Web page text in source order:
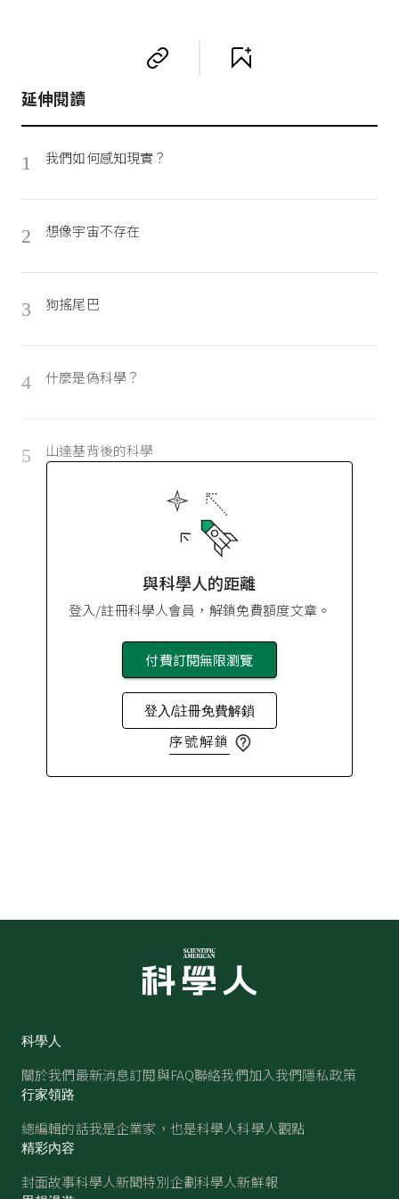
延伸閱讀
1 我們如何感知現實？
2 想像宇宙不存在
3 狗搖尾巴
4 什麼是偽科學？
5 山達基背後的科學
與科學人的距離
登入/註冊科學人會員，解鎖免費額度文章。
付費訂閱無限瀏覽
登入/註冊免費解鎖
序號解鎖
科學人
關於我們最新消息訂閱與FAQ聯絡我們加入我們隱私政策
行家領路
總編輯的話我是企業家，也是科學人科學人觀點
精彩內容
封面故事科學人新聞特別企劃科學人新鮮報